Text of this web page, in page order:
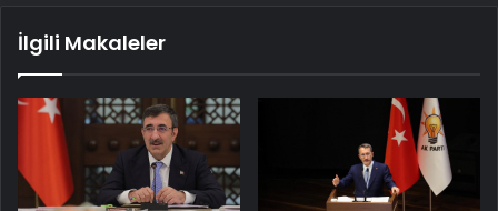
İlgili Makaleler